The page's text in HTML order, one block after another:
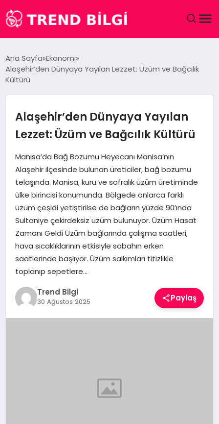
DÜNYA
EKONOMI
MAGAZIN
SAĞLIK
SPOR
TEKNOLOJI
YAŞAM
Ana Sayfa Ekonomi
Alaşehir’den Dünyaya Yayılan Lezzet: Üzüm ve Bağcılık
Kültürü
Alaşehir’den Dünyaya Yayılan
Lezzet: Üzüm ve Bağcılık Kültürü
Manisa’da Bağ Bozumu Heyecanı Manisa’nın
Alaşehir ilçesinde bulunan üreticiler, bağ bozumu
telaşında. Manisa, kuru ve sofralık üzüm üretiminde
ülke birincisi konumunda. Bölgede onlarca farklı
üzüm çeşidi yetiştirilse de bağların yüzde 90’ında
Sultaniye çekirdeksiz üzüm bulunuyor. Üzüm Hasat
Zamanı Geldi Üzüm bağlarında çalışma saatleri,
hava sıcaklıklarının etkisiyle sabahın erken
saatlerinde başlıyor. Üzüm salkımları titizlikle
toplanıp sepetlere…
Trend Bilgi
30 Ağustos 2025 Paylaş